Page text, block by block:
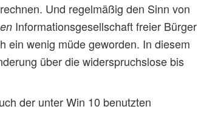
Und regelmäßig den Sinn von
Informationsgesellschaft freier Bürger
ein wenig müde geworden. In diesem
über die widerspruchslose bis
der unter Win 10 benutzten